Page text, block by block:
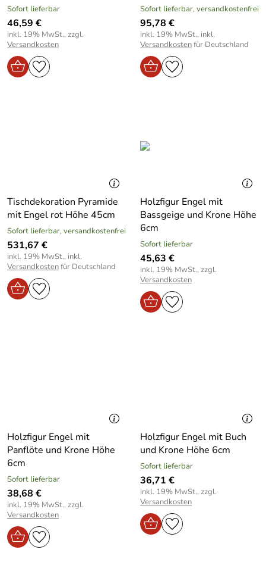
Sofort lieferbar
46,59 €
inkl. 19% MwSt., zzgl.
Versandkosten
Sofort lieferbar, versandkostenfrei
95,78 €
inkl. 19% MwSt., inkl.
Versandkostenfür Deutschland
Tischdekoration Pyramide
mit Engel rot Höhe 45cm
Sofort lieferbar, versandkostenfrei
531,67 €
inkl. 19% MwSt., inkl.
Versandkostenfür Deutschland
Holzfigur Engel mit
Bassgeige und Krone Höhe
6cm
Sofort lieferbar
45,63 €
inkl. 19% MwSt., zzgl.
Versandkosten
Holzfigur Engel mit
Panflöte und Krone Höhe
6cm
Sofort lieferbar
38,68 €
inkl. 19% MwSt., zzgl.
Versandkosten
Holzfigur Engel mit Buch
und Krone Höhe 6cm
Sofort lieferbar
36,71 €
inkl. 19% MwSt., zzgl.
Versandkosten